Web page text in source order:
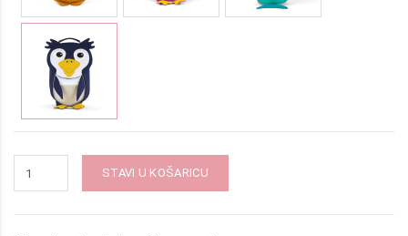
STAVI U KOŠARICU